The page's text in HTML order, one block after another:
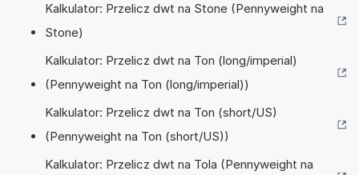
Kalkulator: Przelicz dwt na Stone (Pennyweight na
Stone)
Kalkulator: Przelicz dwt na Ton (long/imperial)
(Pennyweight na Ton (long/imperial))
Kalkulator: Przelicz dwt na Ton (short/US)
(Pennyweight na Ton (short/US))
Kalkulator: Przelicz dwt na Tola (Pennyweight na